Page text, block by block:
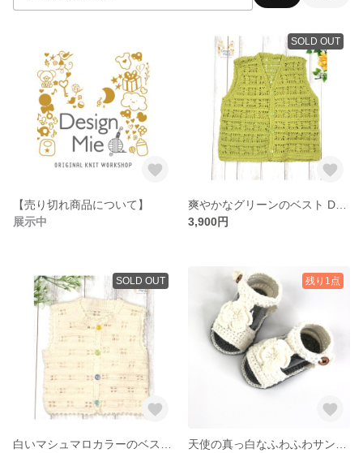
【売り切れ商品について】
展示中
SOLD OUT
3,900円
SOLD OUT 残り1点